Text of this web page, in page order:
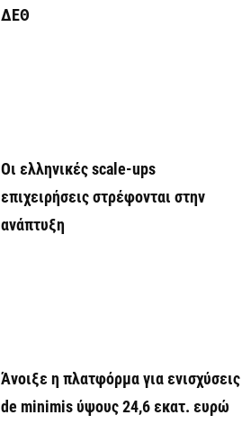
ΔΕΘ
Οι ελληνικές scale-ups
επιχειρήσεις στρέφονται στην
ανάπτυξη
Άνοιξε η πλατφόρμα για ενισχύσεις
de minimis ύψους 24,6 εκατ. ευρώ